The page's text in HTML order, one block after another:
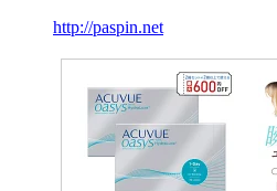
http://paspin.net